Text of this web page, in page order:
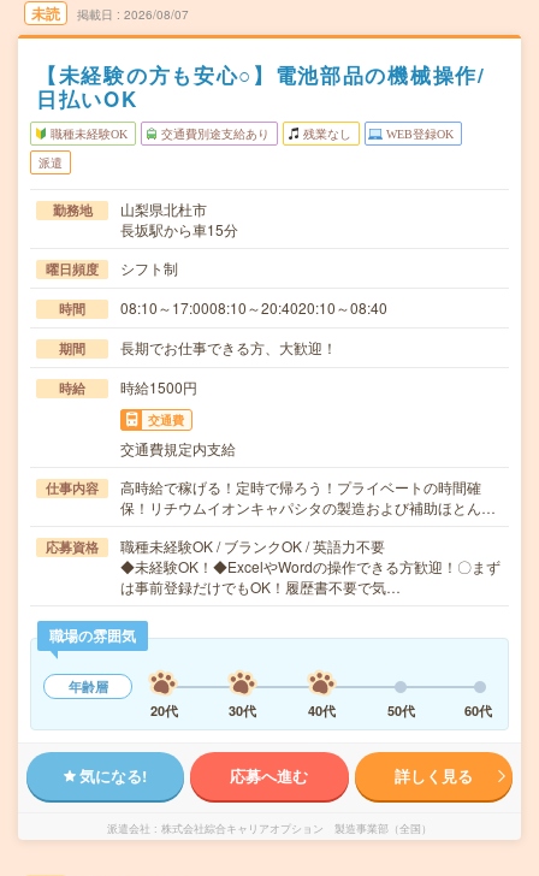
未読 掲載日 2026/08/07
【未経験の方も安心○】電池部品の機械操作/
日払いOK
職種未経験OK 交通費別途支給あり 残業なし WEB登録OK
派遣
勤務地
山梨県北杜市
長坂駅から車15分
曜日頻度 シフト制
時間 08:10～17:0008:10～20:4020:10～08:40
期間 長期でお仕事できる方、大歓迎！
時給 時給1500円
交通費
交通費規定内支給
仕事内容
高時給で稼げる！定時で帰ろう！プライベートの時間確
保！リチウムイオンキャパシタの製造および補助ほとん…
応募資格
職種未経験OK / ブランクOK / 英語力不要
◆未経験OK！◆ExcelやWordの操作できる方歓迎！〇まず
は事前登録だけでもOK！履歴書不要で気…
職場の雰囲気
年齢層
20代
30代 40代 50代 60代
気になる! 応募へ進む 詳しく見る
派遣会社 株式会社綜合キャリアオプション 製造事業部（全国）